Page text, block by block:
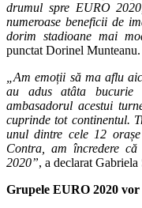
drumul spre EURO
numeroase beneficii de
dorim stadioane mai
punctat Dorinel Munteanu.
„Am emoții să ma aflu
au adus atâta
ambasadorul acestui
cuprinde tot continentul.
unul dintre cele 12
Contra, am încredere
2020”, a declarat Gabriela
Grupele EURO 2020